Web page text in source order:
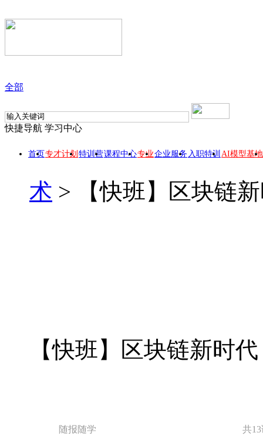
全部
快捷导航 学习中心
首页专才计划 特训营课程中心专业企业服务 入职特训 AI模型基地
术 > 【快班】区块链
【快班】区块链新时
随报随学
共